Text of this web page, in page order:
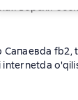
версия
Сапаевda
internetda